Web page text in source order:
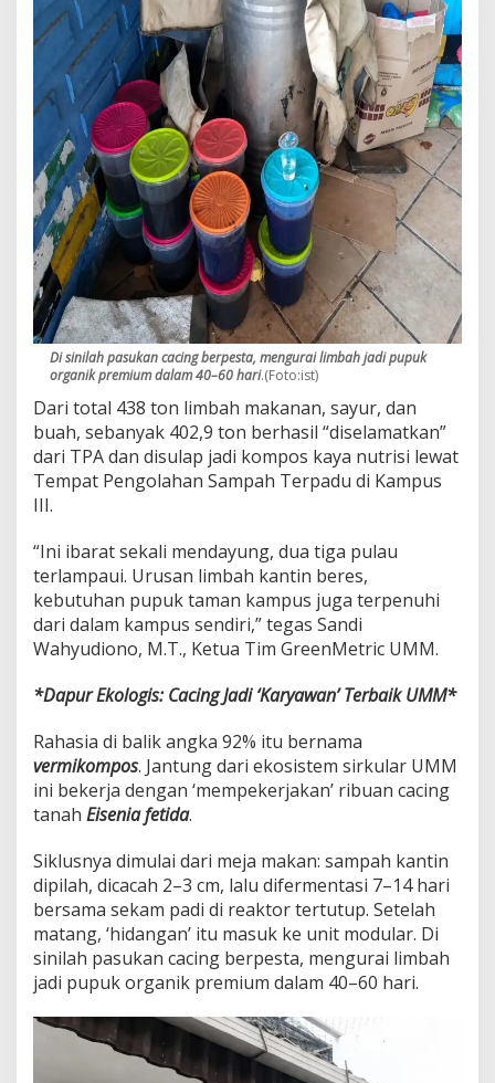
p
a
J
a
d
i
E
m
a
i
j
a
u
,
D
a
r
U
l
a
n
2
%
L
i
m
b
h
O
g
a
n
i
k
Di sinilah pasukan cacing berpesta, mengurai limbah jadi pupuk
organik premium dalam 40–60 hari.(Foto:ist)
Dari total 438 ton limbah makanan, sayur, dan
buah, sebanyak 402,9 ton berhasil “diselamatkan”
dari TPA dan disulap jadi kompos kaya nutrisi lewat
Tempat Pengolahan Sampah Terpadu di Kampus
III.
“Ini ibarat sekali mendayung, dua tiga pulau
terlampaui. Urusan limbah kantin beres,
kebutuhan pupuk taman kampus juga terpenuhi
dari dalam kampus sendiri,” tegas Sandi
Wahyudiono, M.T., Ketua Tim GreenMetric UMM.
*Dapur Ekologis: Cacing Jadi ‘Karyawan’ Terbaik UMM*
Rahasia di balik angka 92% itu bernama
vermikompos. Jantung dari ekosistem sirkular UMM
ini bekerja dengan ‘mempekerjakan’ ribuan cacing
tanah Eisenia fetida.
Siklusnya dimulai dari meja makan: sampah kantin
dipilah, dicacah 2–3 cm, lalu difermentasi 7–14 hari
bersama sekam padi di reaktor tertutup. Setelah
matang, ‘hidangan’ itu masuk ke unit modular. Di
sinilah pasukan cacing berpesta, mengurai limbah
jadi pupuk organik premium dalam 40–60 hari.